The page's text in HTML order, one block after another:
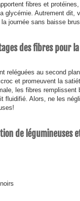
fibres et
glycémie. Autrement dit,
journée sans baisse
des fibres pour
reléguées au second
et promeuvent la
les fibres remplissent
fluidifié. Alors, ne les
de légumineuses